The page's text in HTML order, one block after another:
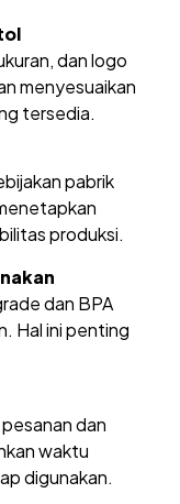
dan logo
menyesuaikan
tersedia.
pabrik
produksi.
dan BPA
Hal ini penting
dan
waktu
digunakan.